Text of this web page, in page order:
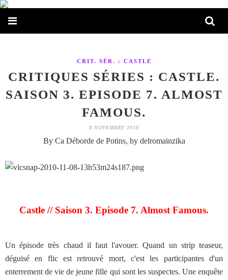
CRIT. SÉR. : CASTLE
CRITIQUES SÉRIES : CASTLE.
SAISON 3. EPISODE 7. ALMOST
FAMOUS.
8 NOVEMBRE 2010
By Ca Déborde de Potins, by delromainzika
Castle // Saison 3. Episode 7. Almost Famous.
Un épisode très chaud il faut l'avouer. Quand un strip teaseur,
déguisé en flic est retrouvé mort, c'est les participantes d'un
enterrement de vie de jeune fille qui sont les suspectes. Une enquête